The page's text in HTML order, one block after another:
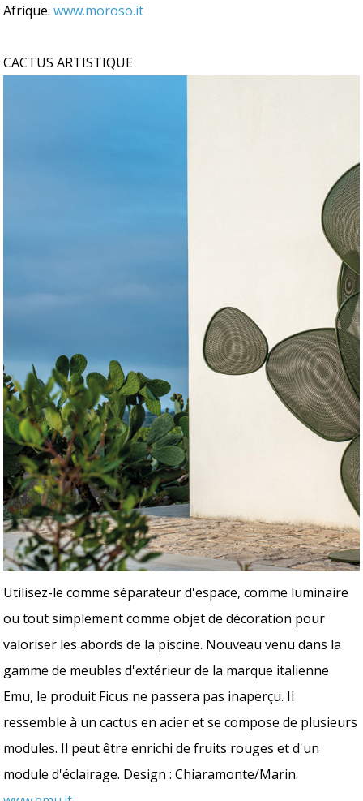
Afrique.www.moroso.it
CACTUS ARTISTIQUE
Utilisez-le comme séparateur d'espace, comme luminaire
ou tout simplement comme objet de décoration pour
valoriser les abords de la piscine. Nouveau venu dans la
gamme de meubles d'extérieur de la marque italienne
Emu, le produit Ficus ne passera pas inaperçu. Il
ressemble à un cactus en acier et se compose de plusieurs
modules. Il peut être enrichi de fruits rouges et d'un
module d'éclairage. Design : Chiaramonte/Marin.